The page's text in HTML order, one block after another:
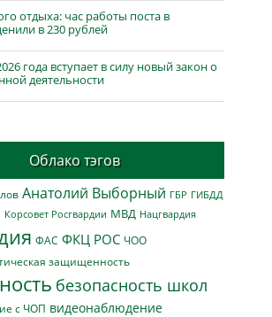
отдыха: час работы поста в
в 230 рублей
года вступает в силу новый закон о
деятельности
Облако тэгов
Анатолий Выборный ГБР ГИБДД
Корсовет Росгвардии МВД Нацгвардия
ФАС ФКЦ РОС ЧОО
защищенность
безопасность школ
с ЧОП видеонаблюдение